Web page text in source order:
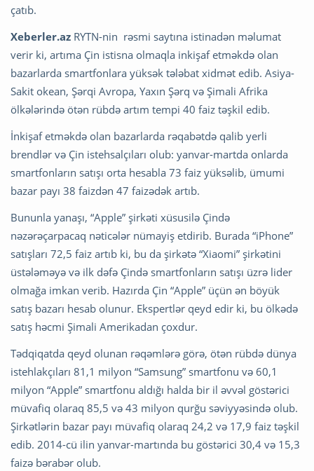
çatıb.
Xeberler.az RYTN-nin rəsmi saytına istinadən məlumat
verir ki, artıma Çin istisna olmaqla inkişaf etməkdə olan
bazarlarda smartfonlara yüksək tələbat xidmət edib. Asiya-
Sakit okean, Şərqi Avropa, Yaxın Şərq və Şimali Afrika
ölkələrində ötən rübdə artım tempi 40 faiz təşkil edib.
İnkişaf etməkdə olan bazarlarda rəqabətdə qalib yerli
brendlər və Çin istehsalçıları olub: yanvar-martda onlarda
smartfonların satışı orta hesabla 73 faiz yüksəlib, ümumi
bazar payı 38 faizdən 47 faizədək artıb.
Bununla yanaşı, “Apple” şirkəti xüsusilə Çində
nəzərəçarpacaq nəticələr nümayiş etdirib. Burada “iPhone”
satışları 72,5 faiz artıb ki, bu da şirkətə “Xiaomi” şirkətini
üstələməyə və ilk dəfə Çində smartfonların satışı üzrə lider
olmağa imkan verib. Hazırda Çin “Apple” üçün ən böyük
satış bazarı hesab olunur. Ekspertlər qeyd edir ki, bu ölkədə
satış həcmi Şimali Amerikadan çoxdur.
Tədqiqatda qeyd olunan rəqəmlərə görə, ötən rübdə dünya
istehlakçıları 81,1 milyon “Samsung” smartfonu və 60,1
milyon “Apple” smartfonu aldığı halda bir il əvvəl göstərici
müvafiq olaraq 85,5 və 43 milyon qurğu səviyyəsində olub.
Şirkətlərin bazar payı müvafiq olaraq 24,2 və 17,9 faiz təşkil
edib. 2014-cü ilin yanvar-martında bu göstərici 30,4 və 15,3
faizə bərabər olub.